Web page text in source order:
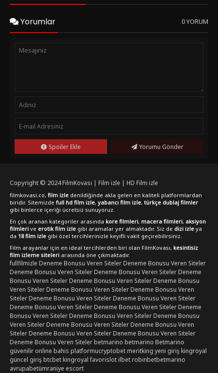
unutulmaz bir performans sergilediği görülüyor. Film,
etkileyici sahnelerle büyülüyor. "ONE SHOT with Ed Sheeran",
müzikseverlere farklı bir perspektif sunarak, sanatın sınırlarını
zorluyor.Filmin öne çıkan özellikleri arasında, tek planda çekim
tekniğinin ustalıkla kullanılması ve Ed Sheeran'ın enerjik
müzikseverler için görsel ve işitsel bir şölen sunarak, izleyiciyi
büyüleyen bir deneyim vadeder.Bu benzersiz müzikal filmi
izlemek isteyenler, "FilmKovası" sitesinden türkçe dublaj veya
türkçe altyazılı seçeneklerle 1080p kalitesinde full hd olarak
izleyebilirler. Ed Sheeran hayranları için kaçırılmayacak bir
fırsat olan "ONE SHOT with Ed Sheeran (2025)", müzik
tutkunlarını büyüleyici bir yolculuğa davet ediyor.
Yorumlar 0 YORUM
Spoiler Ekle Yorumu Gönder
Copyright © 2024FilmKovası | Film izle | HD Film izle
filmkovasi.co, film izle denildiğinde akla gelen en kaliteli platformlardan
biridir. Sitemizde full hd film izle, yabancı film izle, türkçe dublaj filmler
gibi binlerce içeriği ücretsiz sunuyoruz.
En çok aranan kategoriler arasında kore filmleri, macera filmleri, aksiyon
filmleri ve erotik film izle gibi aramalar yer almaktadır. Siz de dizi izle ya
da 18 film izle gibi özel tercihlerinizle keyifli vakit geçirebilirsiniz.
Film arayanlar için en ideal tercihlerden biri olan FilmKovası, kesintisiz
film izleme siteleri arasında öne çıkmaktadır.
fullfilmizle Deneme Bonusu Veren SitelerDeneme Bonusu Veren Siteler
Deneme Bonusu Veren SitelerDeneme Bonusu Veren SitelerDeneme
Bonusu Veren SitelerDeneme Bonusu Veren SitelerDeneme Bonusu
Veren SitelerDeneme Bonusu Veren SitelerDeneme Bonusu Veren
SitelerDeneme Bonusu Veren SitelerDeneme Bonusu Veren Siteler
Deneme Bonusu Veren SitelerDeneme Bonusu Veren SitelerDeneme
Bonusu Veren SitelerDeneme Bonusu Veren SitelerDeneme Bonusu
Veren SitelerDeneme Bonusu Veren SitelerDeneme Bonusu Veren
SitelerDeneme Bonusu Veren SitelerDeneme Bonusu Veren Siteler
Deneme Bonusu Veren Sitelerbetmarino betmarino Betmarino
güvenilir online bahis platformucryptobetmeritking yeni girişkingroyal
güncel girişbtcbetkingroyal favorislotilbetrobinbetbetmarino
avrupabetümraniye escort